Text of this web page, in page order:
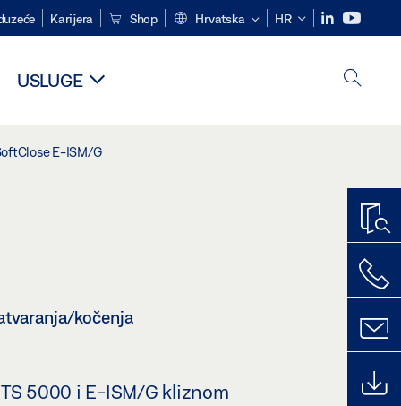
Karijera Shop Hrvatska HR
USLUGE
E-ISM/G
kočenja
5000 i E-ISM/G kliznom